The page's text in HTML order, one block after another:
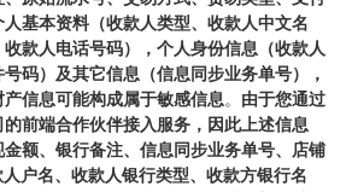
基本资料（收款人类型、收款人中文名
款人电话号码），个人身份信息（收款人
码）及其它信息（信息同步业务单号），
信息可能构成属于敏感信息。 由于您通过
前端合作伙伴接入服务，因此上述信息
额、银行备注、信息同步业务单号、店铺
户名、收款人银行类型、收款方银行名